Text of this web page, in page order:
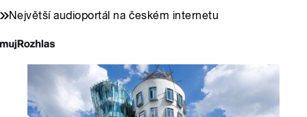
Největší audioportál na českém internetu